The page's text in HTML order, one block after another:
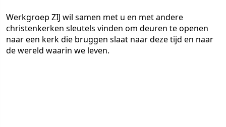
Werkgroep ZIJ wil samen met u en met andere
christenkerken sleutels vinden om deuren te openen
naar een kerk die bruggen slaat naar deze tijd en naar
de wereld waarin we leven.